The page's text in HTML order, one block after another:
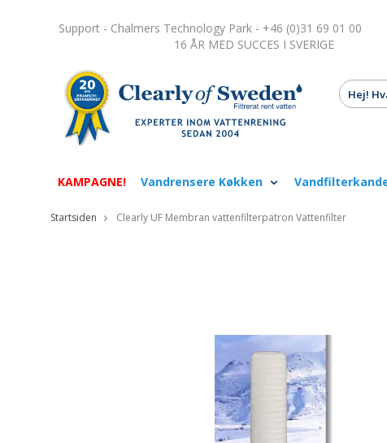
Support - Chalmers Technology Park - +46 (0)31 69 01 00
16 ÅR MED SUCCES I SVERIGE
KAMPAGNE! Vandrensere Køkken
Startsiden Clearly UF Membran vattenfilterpatron Vattenfilter